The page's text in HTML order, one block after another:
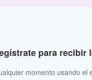
para
momento usando